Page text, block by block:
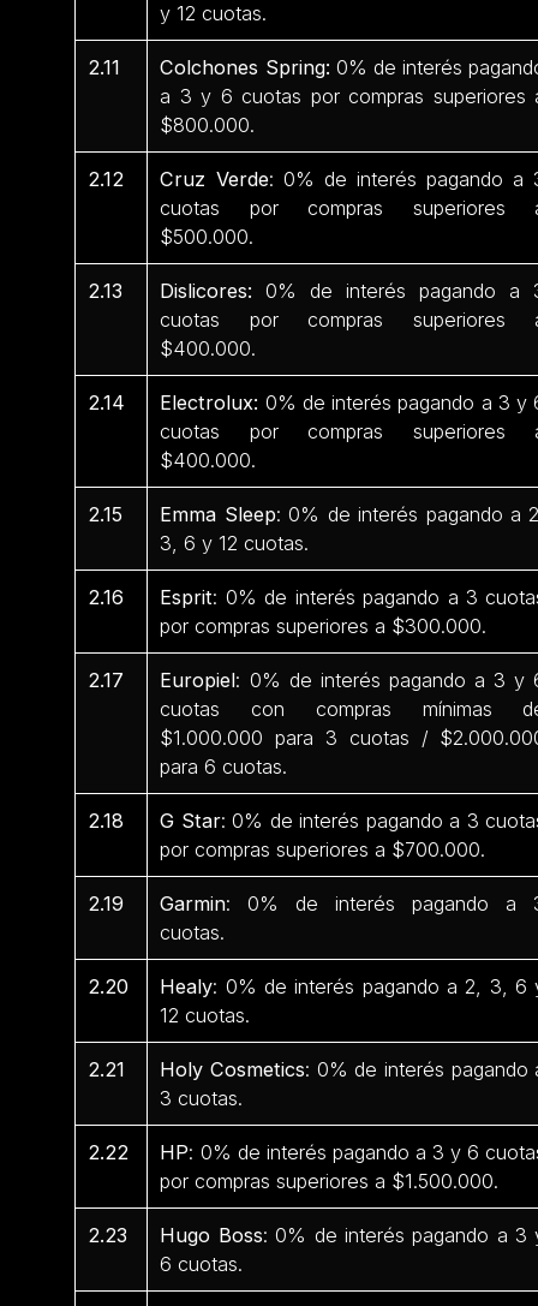
y 12 cuotas.
2.11 Colchones Spring: 0% de interés
a 3 y 6 cuotas por compras superiores
$800.000.
2.12 Cruz Verde: 0% de interés pagando a
cuotas por compras superiores
$500.000.
2.13 Dislicores: 0% de interés pagando a
cuotas por compras superiores
$400.000.
2.14 Electrolux: 0% de interés pagando a 3 y
cuotas por compras superiores
$400.000.
2.15 Emma Sleep: 0% de interés pagando a
3, 6 y 12 cuotas.
2.16 Esprit: 0% de interés pagando a 3
por compras superiores a $300.000.
2.17 Europiel: 0% de interés pagando a 3 y
cuotas con compras mínimas
$1.000.000 para 3 cuotas /
para 6 cuotas.
2.18 G Star: 0% de interés pagando a 3
por compras superiores a $700.000.
2.19 Garmin: 0% de interés pagando a
cuotas.
2.20 Healy: 0% de interés pagando a 2, 3, 6
12 cuotas.
2.21 Holy Cosmetics: 0% de interés pagando
3 cuotas.
2.22 HP: 0% de interés pagando a 3 y 6
por compras superiores a $1.500.000.
2.23 Hugo Boss: 0% de interés pagando a 3
6 cuotas.